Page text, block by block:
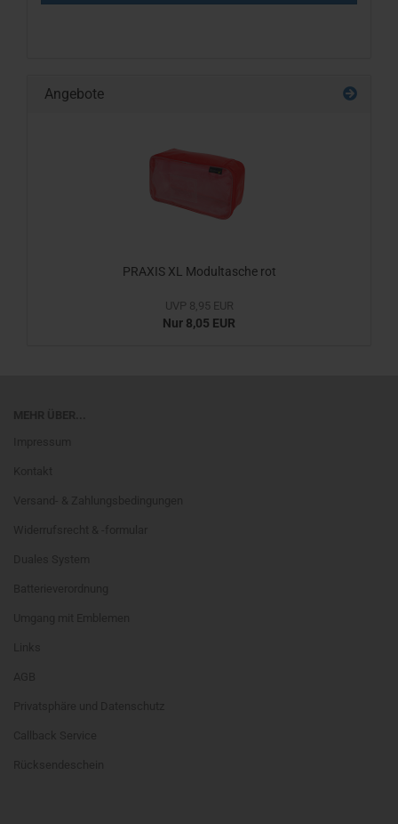
Angebote
PRAXIS XL Modultasche rot
UVP 8,95 EUR
Nur 8,05 EUR